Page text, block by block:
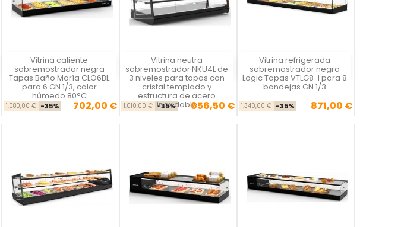
Vitrina caliente
sobremostrador negra
Tapas Baño María CLO6BL
para 6 GN 1/3, calor
húmedo 80°C
Precio base
1.080,00 € -35% Precio
702,00 €

Vista rápida Vitrina neutra
sobremostrador NKU4L de
3 niveles para tapas con
cristal templado y
estructura de acero
inoxidablePrecio base
1.010,00 € -35% Precio
656,50 €

Vista rápida Vitrina refrigerada
sobremostrador negra
Logic Tapas VTLG8-I para 8
bandejas GN 1/3
Precio base
1.340,00 € -35% Precio
871,00 €

Vista rápida